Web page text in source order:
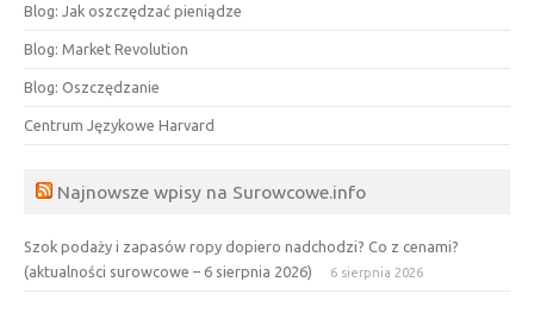
Blog: Jak oszczędzać pieniądze
Blog: Market Revolution
Blog: Oszczędzanie
Centrum Językowe Harvard
Najnowsze wpisy na Surowcowe.info
Szok podaży i zapasów ropy dopiero nadchodzi? Co z cenami?
(aktualności surowcowe – 6 sierpnia 2026)
6 sierpnia 2026